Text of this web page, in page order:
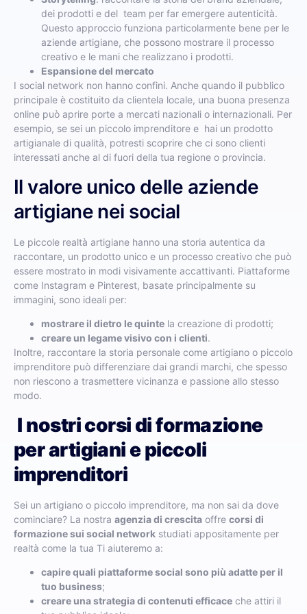
dei prodotti e del team per far emergere autenticità.
Questo approccio funziona particolarmente bene per le
aziende artigiane, che possono mostrare il processo
creativo e le mani che realizzano i prodotti.
Espansione del mercato
I social network non hanno confini. Anche quando il pubblico
principale è costituito da clientela locale, una buona presenza
online può aprire porte a mercati nazionali o internazionali. Per
esempio, se sei un piccolo imprenditore e hai un prodotto
artigianale di qualità, potresti scoprire che ci sono clienti
interessati anche al di fuori della tua regione o provincia.
Il valore unico delle aziende
artigiane nei social
Le piccole realtà artigiane hanno una storia autentica da
raccontare, un prodotto unico e un processo creativo che può
essere mostrato in modi visivamente accattivanti. Piattaforme
come Instagram e Pinterest, basate principalmente su
immagini, sono ideali per:
mostrare il dietro le quinte la creazione di prodotti;
creare un legame visivo con i clienti.
Inoltre, raccontare la storia personale come artigiano o piccolo
imprenditore può differenziare dai grandi marchi, che spesso
non riescono a trasmettere vicinanza e passione allo stesso
modo.
I nostri corsi di formazione
per artigiani e piccoli
imprenditori
Sei un artigiano o piccolo imprenditore, ma non sai da dove
cominciare? La nostra agenzia di crescita offre corsi di
formazione sui social network studiati appositamente per
realtà come la tua Ti aiuteremo a:
capire quali piattaforme social sono più adatte per il
tuo business;
creare una strategia di contenuti efficace che attiri il